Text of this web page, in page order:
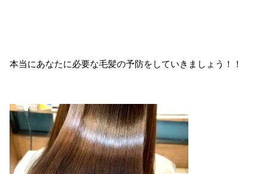
本当にあなたに必要な毛髪の予防をしていきましょう！！